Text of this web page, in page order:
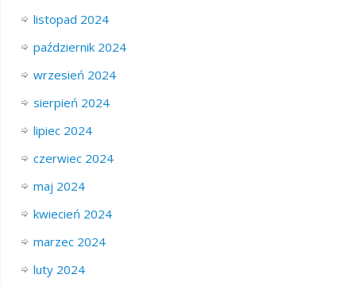
listopad 2024
październik 2024
wrzesień 2024
sierpień 2024
lipiec 2024
czerwiec 2024
maj 2024
kwiecień 2024
marzec 2024
luty 2024